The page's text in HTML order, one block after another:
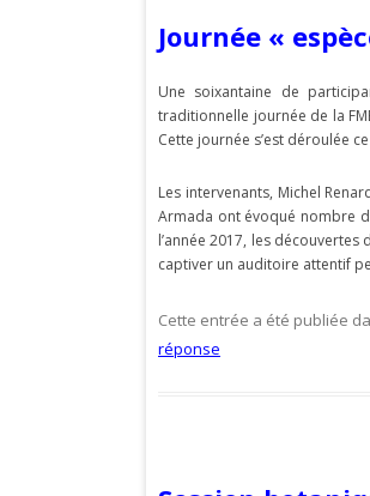
Journée «
Une soixantaine de
traditionnelle journée de la
Cette journée s’est déroulée
Les intervenants, Michel
Armada ont évoqué nombre
l’année 2017, les
captiver un auditoire attentif
Cette entrée a été publiée
réponse